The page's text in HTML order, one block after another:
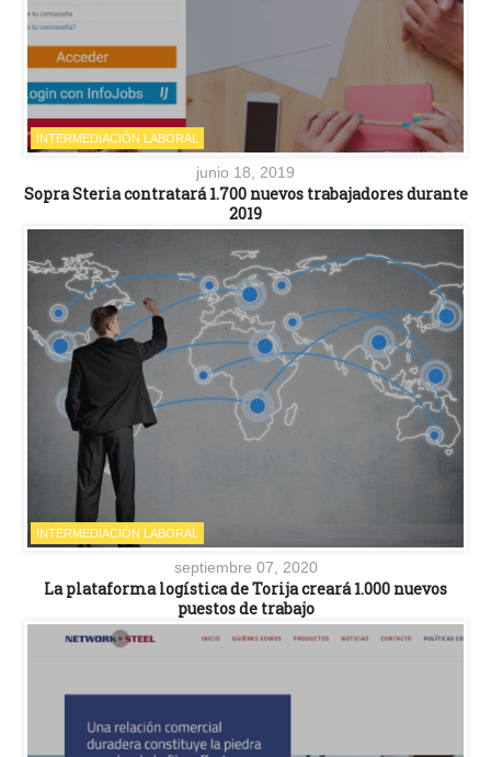
INTERMEDIACIÓN LABORAL
junio 18, 2019
Sopra Steria contratará 1.700 nuevos trabajadores durante
2019
INTERMEDIACIÓN LABORAL
septiembre 07, 2020
La plataforma logística de Torija creará 1.000 nuevos
puestos de trabajo